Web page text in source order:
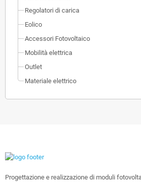
Regolatori di carica
Eolico
Accessori Fotovoltaico
Mobilità elettrica
Outlet
Materiale elettrico
Progettazione e realizzazione di moduli